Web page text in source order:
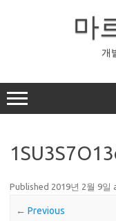
마
개
Published 2019년 2월 9일
← Previous